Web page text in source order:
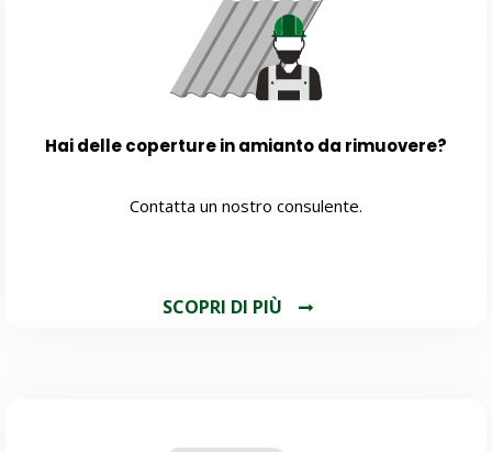
Hai delle coperture in amianto da rimuovere?
Contatta un nostro consulente.
SCOPRI DI PIÙ